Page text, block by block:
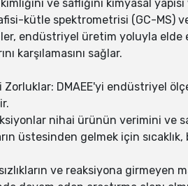
kimliğini ve saflığını kimyasal
kütle spektrometrisi (GC-MS)
endüstriyel üretim yoluyla elde
karşılamasını sağlar.
Zorluklar: DMAEE'yi endüstriyel
nihai ürünün verimini ve
üstesinden gelmek için
ve reaksiyona